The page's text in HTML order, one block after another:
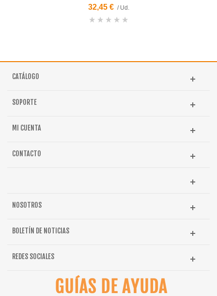
32,45 € / Ud.
CATÁLOGO
SOPORTE
MI CUENTA
CONTACTO
NOSOTROS
BOLETÍN DE NOTICIAS
REDES SOCIALES